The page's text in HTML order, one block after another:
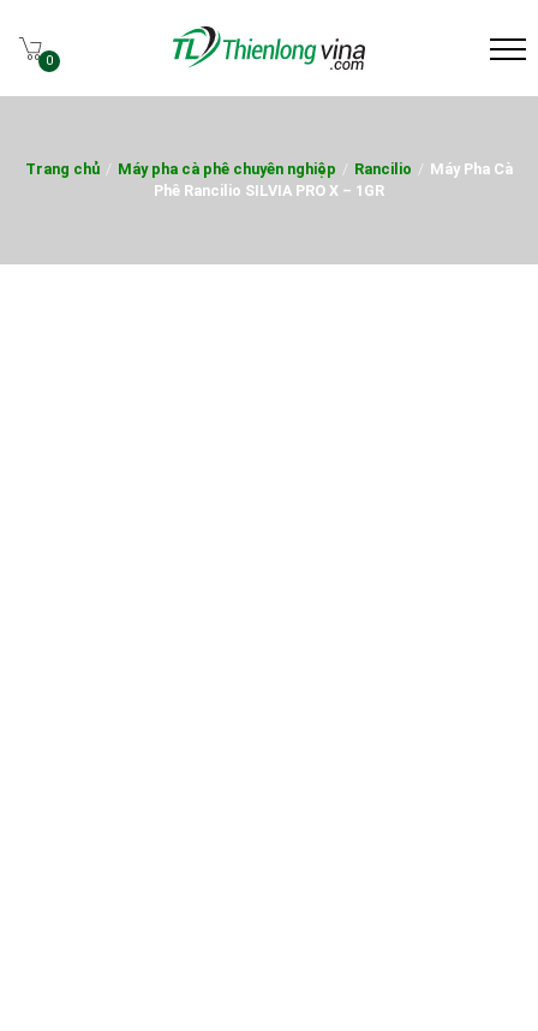
0
Trang chủ / Máy pha cà phê chuyên nghiệp / Rancilio / Máy Pha Cà
Phê Rancilio SILVIA PRO X – 1GR